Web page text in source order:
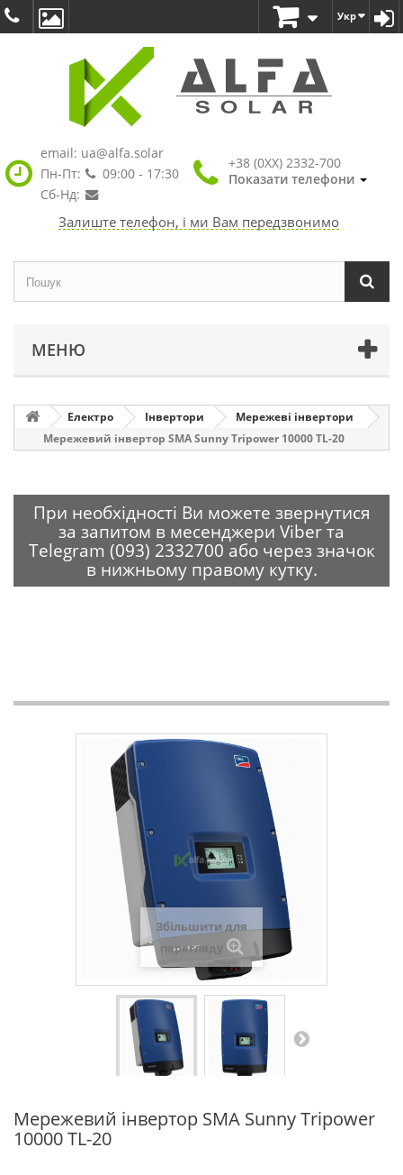
Укр
email: ua@alfa.solar
Пн-Пт:
09:00 - 17:30
Сб-Нд:
+38 (0XX) 2332-700
Показати телефони
Залиште телефон, і ми Вам передзвонимо
МЕНЮ
Електро Інвертори
Мережеві інвертори
Мережевий інвертор SMA Sunny Tripower 10000 TL-20
При необхідності Ви можете звернутися
за запитом в месенджери Viber та
Telegram (093) 2332700 або через значок
в нижньому правому кутку.
Збільшити для
перегляду
Мережевий інвертор SMA Sunny Tripower
10000 TL-20